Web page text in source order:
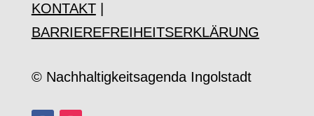
KONTAKT
BARRIEREFREIHEITSERKLÄRUNG
© Nachhaltigkeitsagenda Ingolstadt